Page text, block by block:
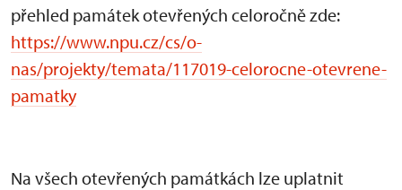
přehled památek otevřených celoročně zde:
https://www.npu.cz/cs/o-
nas/projekty/temata/117019-celorocne-otevrene-
pamatky
Na všech otevřených památkách lze uplatnit